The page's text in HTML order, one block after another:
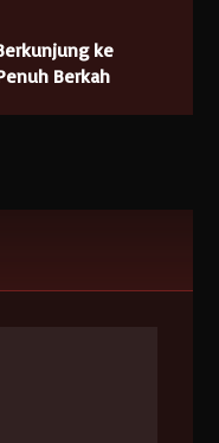
ke
Berkah